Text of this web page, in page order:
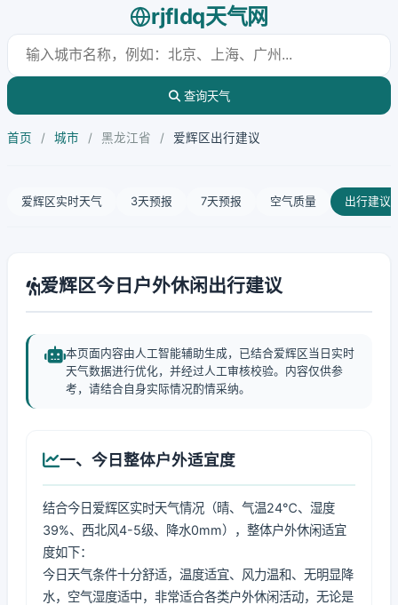
rjfldq天气网
查询天气
首页 / 城市 / 黑龙江省 / 爱辉区出行建议
爱辉区实时天气 3天预报 7天预报 空气质量 出行建议
爱辉区今日户外休闲出行建议
本页面内容由人工智能辅助生成，已结合爱辉区当日实时
天气数据进行优化，并经过人工审核校验。内容仅供参
考，请结合自身实际情况酌情采纳。
一、今日整体户外适宜度
结合今日爱辉区实时天气情况（晴、气温24℃、湿度
39%、西北风4-5级、降水0mm），整体户外休闲适宜
度如下：
今日天气条件十分舒适，温度适宜、风力温和、无明显降
水，空气湿度适中，非常适合各类户外休闲活动，无论是